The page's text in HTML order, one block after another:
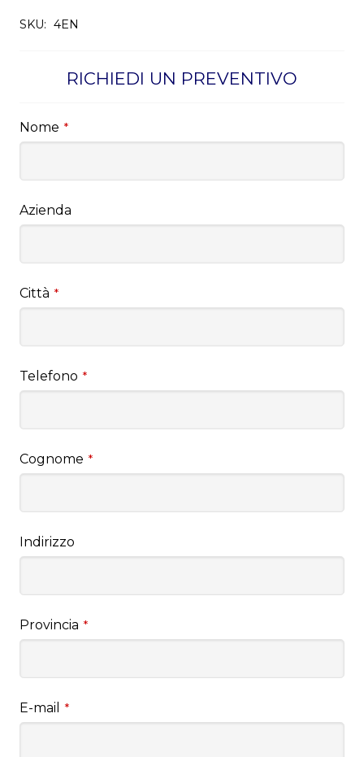
SKU: 4EN
RICHIEDI UN PREVENTIVO
Nome *
Azienda
Città *
Telefono *
Cognome *
Indirizzo
Provincia *
E-mail *